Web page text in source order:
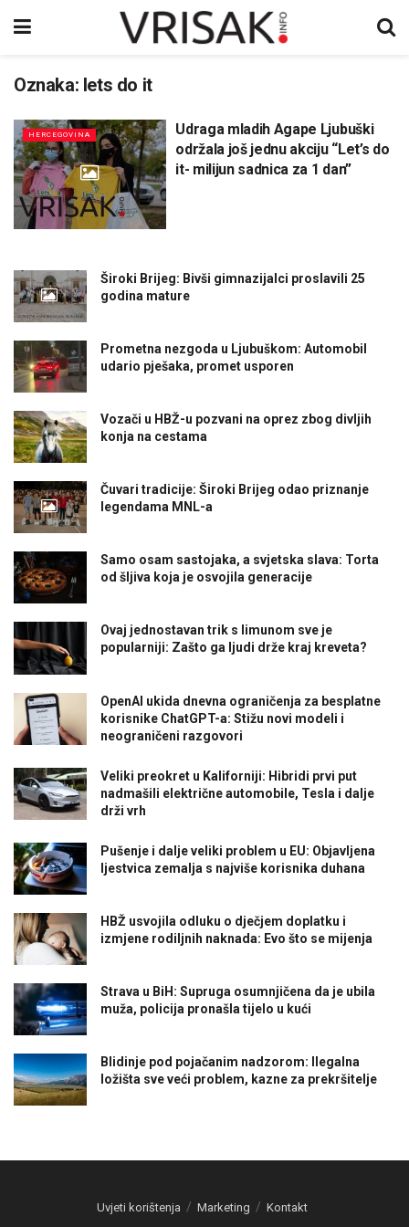
Oznaka: lets do it
HERCEGOVINA
Udraga mladih Agape Ljubuški
održala još jednu akciju “Let’s do
it- milijun sadnica za 1 dan”
Široki Brijeg: Bivši gimnazijalci proslavili 25
godina mature
Prometna nezgoda u Ljubuškom: Automobil
udario pješaka, promet usporen
Vozači u HBŽ-u pozvani na oprez zbog divljih
konja na cestama
Čuvari tradicije: Široki Brijeg odao priznanje
legendama MNL-a
Samo osam sastojaka, a svjetska slava: Torta
od šljiva koja je osvojila generacije
Ovaj jednostavan trik s limunom sve je
popularniji: Zašto ga ljudi drže kraj kreveta?
OpenAI ukida dnevna ograničenja za besplatne
korisnike ChatGPT-a: Stižu novi modeli i
neograničeni razgovori
Veliki preokret u Kaliforniji: Hibridi prvi put
nadmašili električne automobile, Tesla i dalje
drži vrh
Pušenje i dalje veliki problem u EU: Objavljena
ljestvica zemalja s najviše korisnika duhana
HBŽ usvojila odluku o dječjem doplatku i
izmjene rodiljnih naknada: Evo što se mijenja
Strava u BiH: Supruga osumnjičena da je ubila
muža, policija pronašla tijelo u kući
Blidinje pod pojačanim nadzorom: Ilegalna
ložišta sve veći problem, kazne za prekršitelje
Uvjeti korištenja Marketing Kontakt